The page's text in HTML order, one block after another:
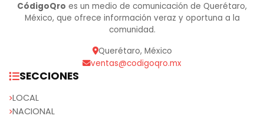
CódigoQro es un medio de comunicación de Querétaro,
México, que ofrece información veraz y oportuna a la
comunidad.
Querétaro, México
ventas@codigoqro.mx
SECCIONES
LOCAL
NACIONAL